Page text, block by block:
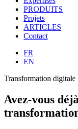
PRODUITS
Projets
ARTICLES
Contact
FR
EN
Transformation digitale
Avez-vous